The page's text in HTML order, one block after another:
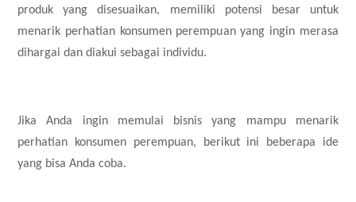
produk yang disesuaikan, memiliki potensi besar untuk
menarik perhatian konsumen perempuan yang ingin merasa
dihargai dan diakui sebagai individu.
Jika Anda ingin memulai bisnis yang mampu menarik
perhatian konsumen perempuan, berikut ini beberapa ide
yang bisa Anda coba.